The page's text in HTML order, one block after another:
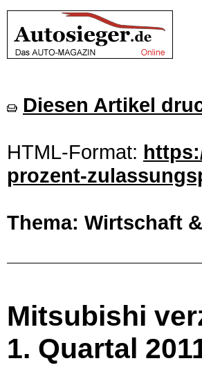
Diesen Artikel
HTML-Format:
prozent-
Thema: Wirtschaft
Mitsubishi
1. Quartal